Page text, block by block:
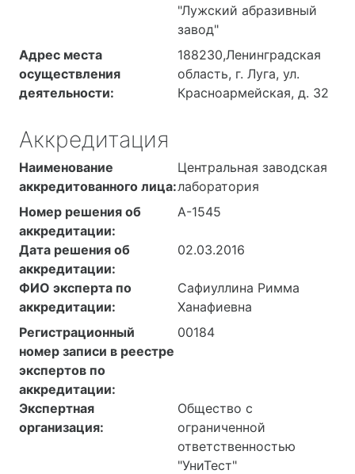
"Лужский абразивный
завод"
Адрес места
осуществления
деятельности:
188230,Ленинградская
область, г. Луга, ул.
Красноармейская, д. 32
Аккредитация
Наименование
аккредитованного лица:
Центральная заводская
лаборатория
Номер решения об
аккредитации:
А-1545
Дата решения об
аккредитации:
02.03.2016
ФИО эксперта по
аккредитации:
Сафиуллина Римма
Ханафиевна
Регистрационный
номер записи в реестре
экспертов по
аккредитации:
00184
Экспертная
организация:
Общество с
ограниченной
ответственностью
"УниТест"